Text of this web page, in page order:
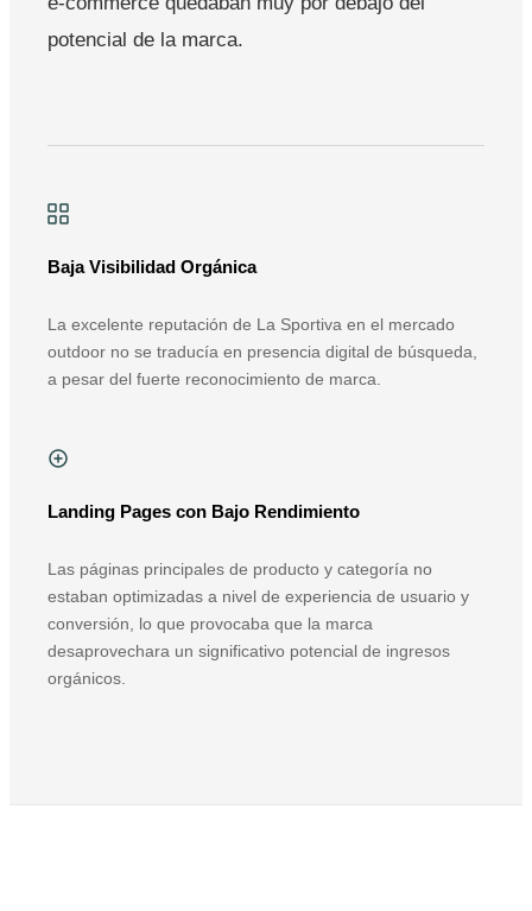
potencial de la marca.
Baja Visibilidad Orgánica
La excelente reputación de La Sportiva en el mercado
outdoor no se traducía en presencia digital de búsqueda,
a pesar del fuerte reconocimiento de marca.
Landing Pages con Bajo Rendimiento
Las páginas principales de producto y categoría no
estaban optimizadas a nivel de experiencia de usuario y
conversión, lo que provocaba que la marca
desaprovechara un significativo potencial de ingresos
orgánicos.